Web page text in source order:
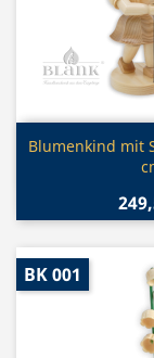

Blumenkind mit
BK 001